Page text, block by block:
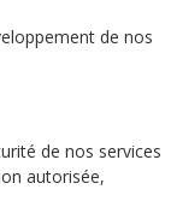
de nos
de nos services
autorisée,